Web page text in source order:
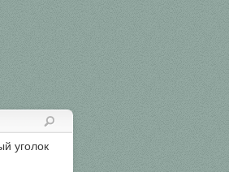
уголок